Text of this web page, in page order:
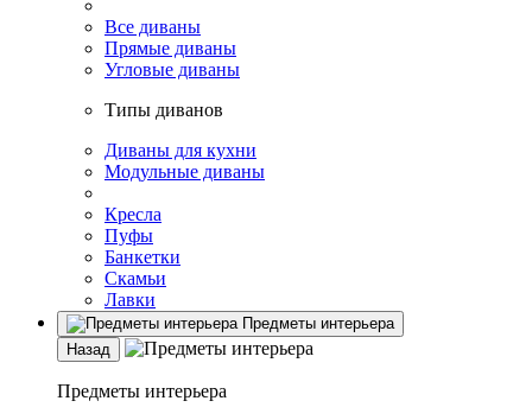
Все диваны
Прямые диваны
Угловые диваны
Типы диванов
Диваны для кухни
Модульные диваны
Кресла
Пуфы
Банкетки
Скамьи
Лавки
Предметы интерьера
Назад
Предметы интерьера